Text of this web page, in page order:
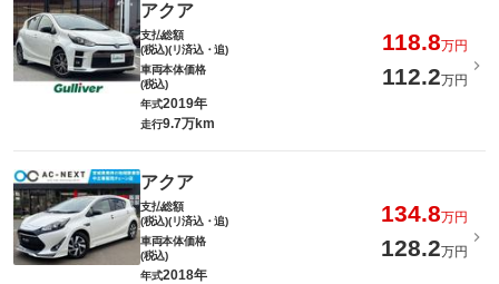
アクア
支払総額
(税込)(リ済込・追)
118.8万円
車両本体価格
(税込)
112.2万円
年式2019年
走行9.7万km
アクア
支払総額
(税込)(リ済込・追)
134.8万円
車両本体価格
(税込)
128.2万円
年式2018年